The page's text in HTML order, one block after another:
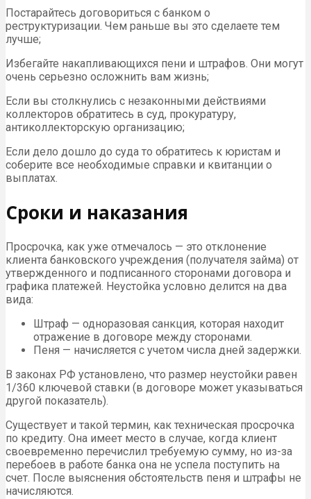
Постарайтесь договориться с банком о
реструктуризации. Чем раньше вы это сделаете тем
лучше;
Избегайте накапливающихся пени и штрафов. Они могут
очень серьезно осложнить вам жизнь;
Если вы столкнулись с незаконными действиями
коллекторов обратитесь в суд, прокуратуру,
антиколлекторскую организацию;
Если дело дошло до суда то обратитесь к юристам и
соберите все необходимые справки и квитанции о
выплатах.
Сроки и наказания
Просрочка, как уже отмечалось — это отклонение
клиента банковского учреждения (получателя займа) от
утвержденного и подписанного сторонами договора и
графика платежей. Неустойка условно делится на два
вида:
Штраф — одноразовая санкция, которая находит
отражение в договоре между сторонами.
Пеня — начисляется с учетом числа дней задержки.
В законах РФ установлено, что размер неустойки равен
1/360 ключевой ставки (в договоре может указываться
другой показатель).
Существует и такой термин, как техническая просрочка
по кредиту. Она имеет место в случае, когда клиент
своевременно перечислил требуемую сумму, но из-за
перебоев в работе банка она не успела поступить на
счет. После выяснения обстоятельств пеня и штрафы не
начисляются.